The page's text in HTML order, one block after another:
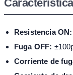
Resistencia ON:
Fuga OFF:
Corriente de